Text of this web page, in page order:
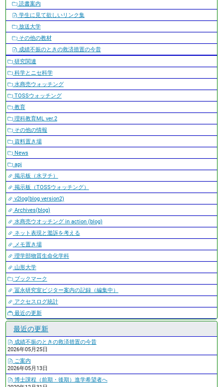
読書案内
学生に見て欲しいリンク集
放送大学
その他の教材
成績不振のときの救済措置の今昔
研究関連
科学とニセ科学
水商売ウォッチング
TOSSウォッチング
教育
理科教育ML ver.2
その他の情報
資料置き場
News
apj
掲示板（水ヲチ）
掲示板（TOSSウォッチング）
v2log(blog version2)
Archives(blog)
水商売ウオッチング in action (blog)
ネット表現と濫訴を考える
メモ置き場
理学部物質生命化学科
山形大学
ブックマーク
冨永研究室ビジター案内の記録（編集中）
アクセスログ統計
最近の更新
最近の更新
成績不振のときの救済措置の今昔
2026年05月25日
ご案内
2026年05月13日
博士課程（前期・後期）進学希望者へ